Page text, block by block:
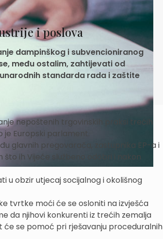
i poslova
dampinškog i subvencioniranog
među ostalim, zahtijevati od
standarda rada i zaštite
nepoštenih trgovinskih praksi trećih
Europski parlament.
glavnih pregovarača, zastupnika EP-a i
ih Vijeće službeno odobri i nakon
u obzir utjecaj socijalnog i okolišnog
tvrtke moći će se osloniti na izvješća
da njihovi konkurenti iz trećih zemalja
će se pomoć pri rješavanju proceduralnih